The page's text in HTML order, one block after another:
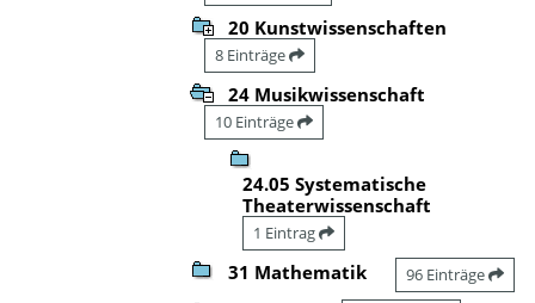
20 Kunstwissenschaften
8 Einträge
24 Musikwissenschaft
10 Einträge
24.05 Systematische
Theaterwissenschaft
1 Eintrag
31 Mathematik 96 Einträge